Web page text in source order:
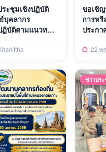
ะชุมเชิงปฏิบัติ
บุคลากร
บัติตามแนวทาง
ขอเชิ
การหรื
ประกา
22 พ
ข่าวปร